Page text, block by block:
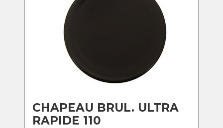
CHAPEAU BRUL. ULTRA
RAPIDE 110